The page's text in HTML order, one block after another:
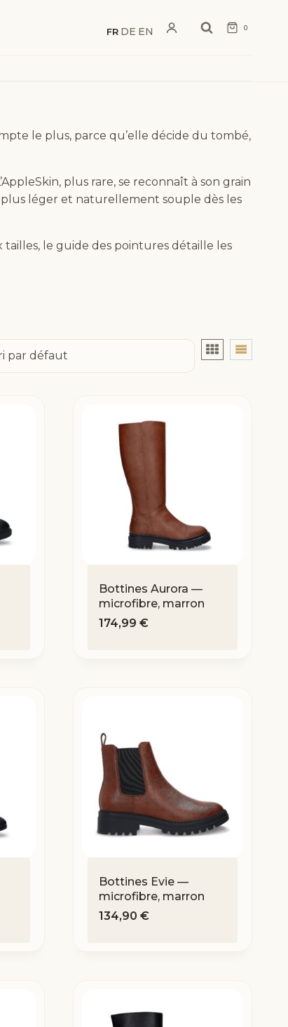
FR DE EN 0
le plus, parce qu’elle décide du tombé,
plus rare, se reconnaît à son grain
plus léger et naturellement souple dès les
le guide des pointures détaille les
Bottines Aurora —
microfibre, marron
174,99€
Bottines Evie —
microfibre, marron
134,90€